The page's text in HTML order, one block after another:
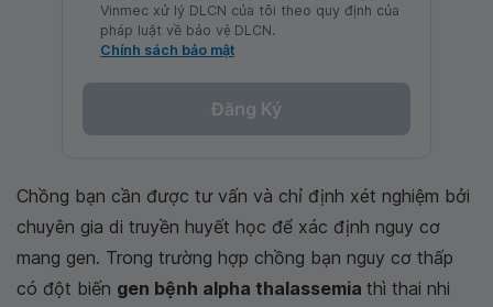
Vinmec xử lý DLCN của tôi theo quy định của
pháp luật về bảo vệ DLCN.
Chính sách bảo mật
Đăng Ký
Chồng bạn cần được tư vấn và chỉ định xét nghiệm bởi
chuyên gia di truyền huyết học để xác định nguy cơ
mang gen. Trong trường hợp chồng bạn nguy cơ thấp
có đột biến gen bệnh alpha thalassemia thì thai nhi